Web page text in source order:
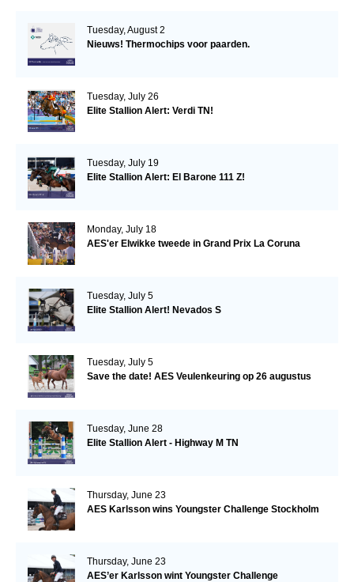
Tuesday, August 2
Nieuws! Thermochips voor paarden.
Tuesday, July 26
Elite Stallion Alert: Verdi TN!
Tuesday, July 19
Elite Stallion Alert: El Barone 111 Z!
Monday, July 18
AES'er Elwikke tweede in Grand Prix La Coruna
Tuesday, July 5
Elite Stallion Alert! Nevados S
Tuesday, July 5
Save the date! AES Veulenkeuring op 26 augustus
Tuesday, June 28
Elite Stallion Alert - Highway M TN
Thursday, June 23
AES Karlsson wins Youngster Challenge Stockholm
Thursday, June 23
AES’er Karlsson wint Youngster Challenge